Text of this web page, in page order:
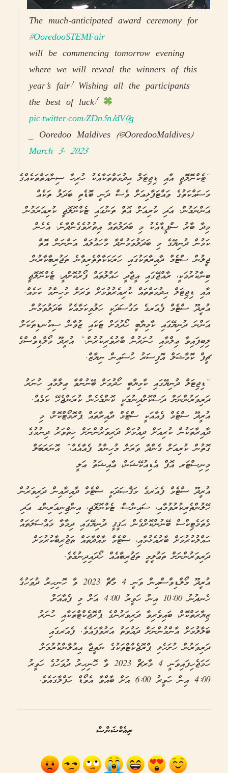
The much-anticipated award ceremony for
#OoredooSTEMFair
will be commencing tomorrow evening
where we will reveal the winners of this
year's fair! Wishing all the participants
the best of luck!
pic.twitter.com/ZDn5n1dV0g
— Ooredoo Maldives (@OoredooMaldives)
March 3, 2023
“ޓެކްނޮލޮޖީ އާއި ޑިޖިޓަލް ޙިދުމަތްތަކާއެކު ހުރިހާ ސިނާއަތްތަކެއްގެ
މަސައްކަތުގެ ވައްޓަފާޅިއަށް ވެސް ދަނީ ބޮޑެތި ބަދަލު ތަކެއް
އަންނަމުން. އަދި ކުރިއަށް އޮތް ތަނުގައި ޓެކްނޮލޮޖީ ކުރިއަރަމުން
މިދާ ބާރު ސްޕީޑާއެކު މި ބަދަލުތައް އިތުރުވެގެންދާނެ. އެހެން
ކަމުން ދުނިޔޭގެ މި ބަދަލުވަމުންދާ މާހައުލައް އަންނަން އޮތް
ޖީލުން ސްޓެމް ދާއިރާތަކުގައި ހަރަކަކާތްތެރިވާނެ ތަޖުރިބާކާރުން
ބިނާކުރުމަކީ، ރާއްޖޭގައި އީޖާދީ ހައްލުތައް ފޯރުކޮށްދީ، ޓެކްނޮލޮޖީ
އާއި ޑިޖިޓަލް ޙިދުމަތްތައް ކުރިއެރުވުމަށް ވަރަށް މުހިންމު ކަމެއް.
އުރީދޫ ސްޓެމް ފެއަރގެ މަގުސަދަކީ ހަލުވިކަމާއެކު ބަދަލުވަމުން
އަންނަ ދުނިޔޭގައި ކާމިޔާބީ ހޯދުމަށް ޓަކައި ޒުވާން ސިކުނޑިތަކަށް
ލިބިފައިވާ ޢިލްމާއި ހުނަރުން ބާރުވެރިކުރުން.” އުރީދޫ މޯލްޑިވްސްގެ
ޗީފް ކޮމާޝަލް އޮފިސަރު ހުސައިން ނިޔާޒް.
“ޑިޖިޓަލް ދުނިޔޭގައި ކާމިޔާބީ ހޯދުމަށް ބޭނުންވާ ޢިލްމާއި ހުނަރު
ދަރިވަރުންނަށް ދަސްކޮށްދިނުމަކީ ކޮންމެހެން ކުރަންޖެހޭ ކަމެއް.
އުރީދޫ ސްޓެމް ފެއާއަކީ ސްޓެމް ދާއިރާތައް ޕްރޮމޯޓްކޮށް، މި
ދާއިރާތަކުން ކުރިއަށް ދިއުމަށް ދަރިވަރުންނަށް ހިތްވަރު ދިނުމުގެ
ގޮތުން ކުރިއަށް ގެންދާ ވަރަށް މުހިންމު ފެއާއެއް،” އޮނަރަބަލް
މިނިސްޓަރ އޮފް އެޑިއުކޭޝަން، ޢާއިޝަތު ޢަލީ
އުރީދޫ ސްޓެމް ފެއަރގެ މަޤްޞަދަކީ ސްޓެމް ދާއިރާއިން ދަރިވަރުން
ހޭލުންތެރިކުރުވުމާއި، ސައިންސް، ޓެކްނޮލޮޖީ، އިންޖިނިއަރިންގ އަދި
މެތަމެޓިކްސް ބޭނުންކޮށްގެން ޙަޤީޤީ ދުނިޔޭގައި ދިމާވާ މައްސަލަތައް
ޙައްލުކުރުމަށް ބާރުއެޅުމާއި، ސްޓެމް މާއްދާތައް ތަޖުރިބާކުރުމަށް
ދަރިވަރުންނަށް ތަޢުލީމީ ތަޖުރިބާއެއް ހޯދައިދިނުމެވެ.
އުރީދޫ މޯލްޑިވްސްއިން ވަނީ 4 މާޗް 2023 ވާ ހޮނިހިރު ދުވަހުގެ
ހެނދުނު 10:00 އިން ހަވީރު 4:00 އަށް މި ފެއާއަށް
ޒިޔާރަތްކޮށް، ބައިވެރިވާ ދަރިވަރުންގެ ޕްރޮޖެކްޓްތަކާއި ހުނަރު
ބަލާލުމަށް އާންމުންނަށް ދައުވަތު އަރުވާފައެވެ. ފެއަރގައި
ދަރިވަރުން ހުށަހެޅި ޕްރޮޖެކްޓްތަކުގެ ނަތީޖާ އިޢުލާންކުރުމަށް
ހަމަޖެހިފައިވަނީ 4 މާރޗް 2023 ވާ ހޮނިހިރު ދުވަހުގެ ހަވީރު
4:00 އިން ހަވީރު 6:00 އަށް ބާއްވާ އެވޯޑް ހަފްލާގައެވެ.
ރިއެކްޝަންސް